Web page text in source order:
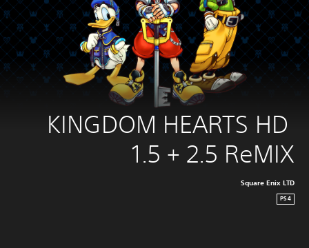
KINGDOM HEARTS HD
1.5 + 2.5 ReMIX
Square Enix LTD
PS4